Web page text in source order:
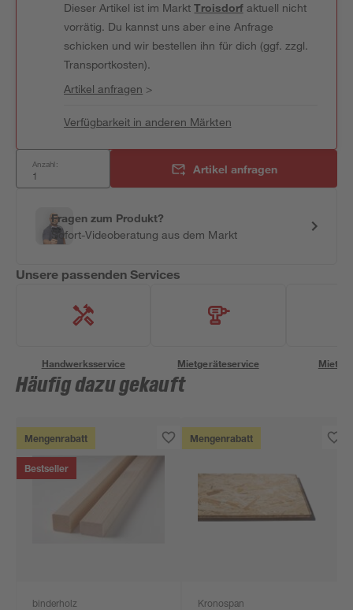
Dieser Artikel ist im MarktTroisdorfaktuell nicht
vorrätig. Du kannst uns aber eine Anfrage
schicken und wir bestellen ihn für dich (ggf. zzgl.
Transportkosten).
Artikel anfragen >
Verfügbarkeit in anderen Märkten
Anzahl: Artikel anfragen
Fragen zum Produkt?
Sofort-Videoberatung aus dem Markt
Unsere passenden Services
Handwerksservice Mietgeräteservice
Häufig dazu gekauft
Mengenrabatt
Bestseller
binderholz
Mengenrabatt
Kronospan